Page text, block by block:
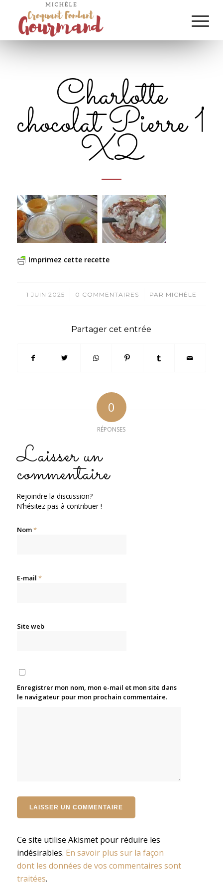
Charlotte
chocolat Pierre 1
X2
Imprimez cette recette
1 JUIN 2025
/ 0 COMMENTAIRES
/ PAR MICHÈLE
Partager cet entrée
0
RÉPONSES
Laisser un
commentaire
Rejoindre la discussion?
N’hésitez pas à contribuer !
Nom*
E-mail *
Site web
Enregistrer mon nom, mon e-mail et mon site dans
le navigateur pour mon prochain commentaire.
Ce site utilise Akismet pour réduire les
indésirables. En savoir plus sur la façon
dont les données de vos commentaires sont
traitées.